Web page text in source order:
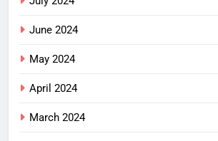
June 2024
May 2024
April 2024
March 2024